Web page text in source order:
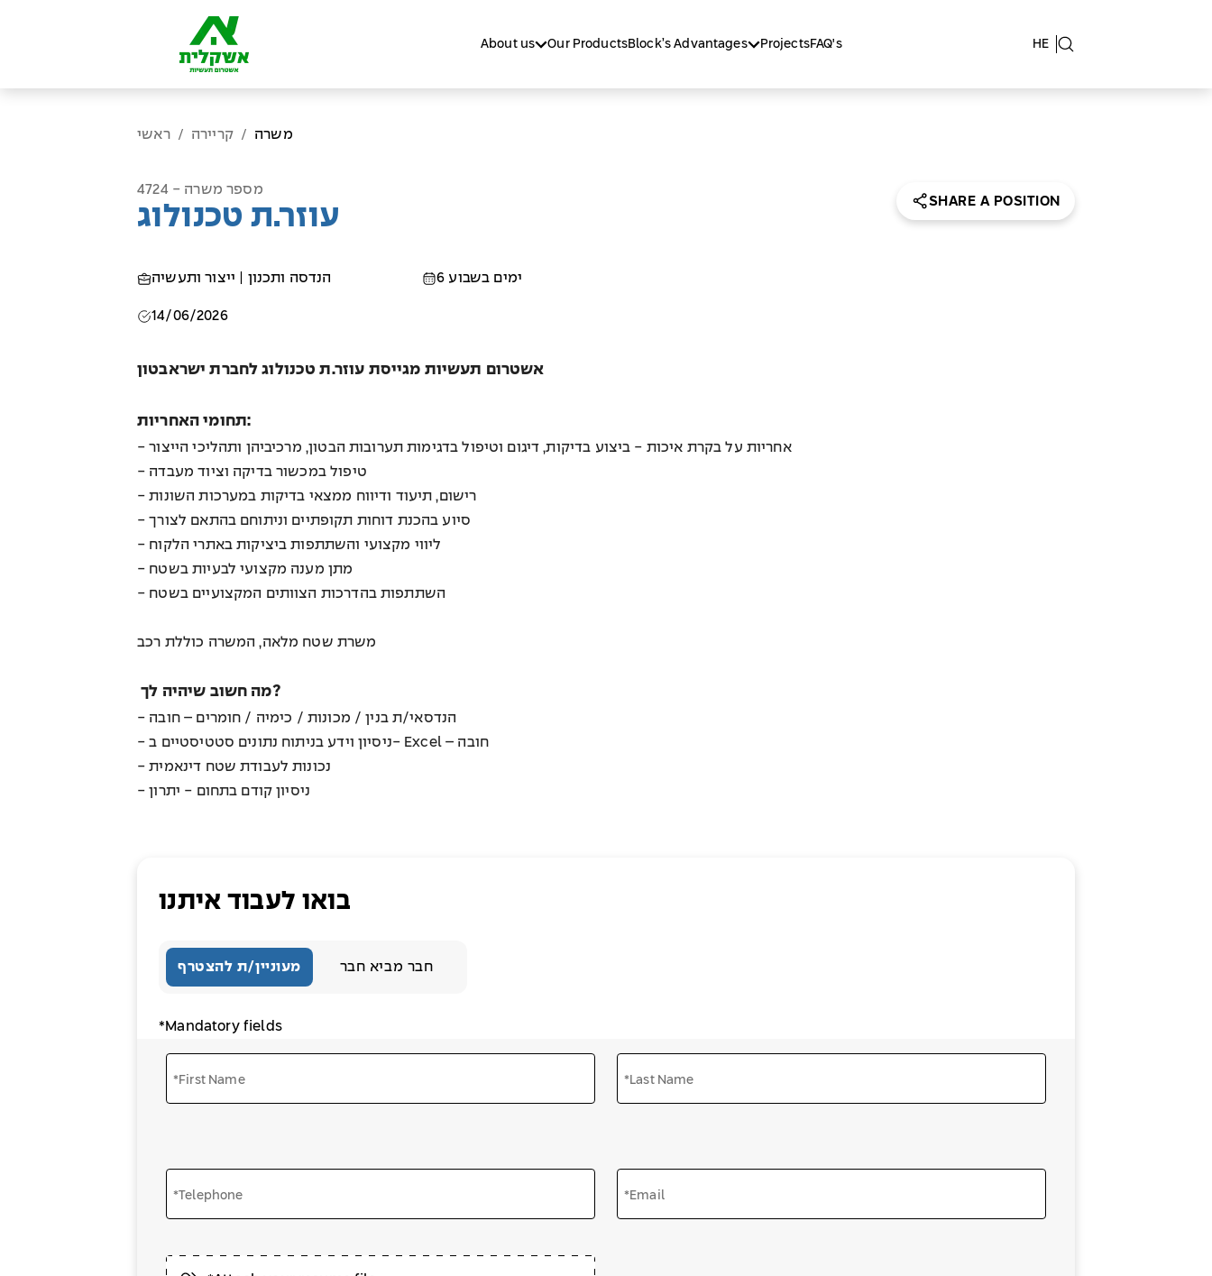
About us Our ProductsBlock’s Advantages ProjectsFAQ's HE
ראשי / קריירה / משרה
מספר משרה - 4724
עוזר.ת טכנולוג
SHARE A POSITION
הנדסה ותכנון | ייצור ותעשיה 6 ימים בשבוע
14/06/2026
אשטרום תעשיות מגייסת עוזר.ת טכנולוג לחברת ישראבטון
תחומי האחריות:
- אחריות על בקרת איכות - ביצוע בדיקות, דיגום וטיפול בדגימות תערובות הבטון, מרכיביהן ותהליכי הייצור
- טיפול במכשור בדיקה וציוד מעבדה
- רישום, תיעוד ודיווח ממצאי בדיקות במערכות השונות
- סיוע בהכנת דוחות תקופתיים וניתוחם בהתאם לצורך
- ליווי מקצועי והשתתפות ביציקות באתרי הלקוח
- מתן מענה מקצועי לבעיות בשטח
- השתתפות בהדרכות הצוותים המקצועיים בשטח
משרת שטח מלאה, המשרה כוללת רכב
מה חשוב שיהיה לך?
- הנדסאי/ת בנין / מכונות / כימיה / חומרים – חובה
- ניסיון וידע בניתוח נתונים סטטיסטיים ב- Excel – חובה
- ניסיון קודם בתחום - יתרון
בואו לעבוד איתנו
מעוניין/ת להצטרף חבר מביא חבר
*Mandatory fields
*First Name *Last Name
*Telephone *Email